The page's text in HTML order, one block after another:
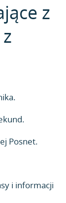
z
Posnet.
i informacji